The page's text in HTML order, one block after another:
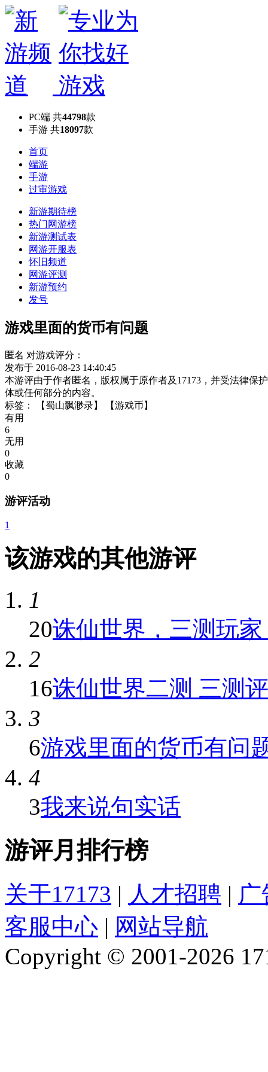
PC端 共44798款
手游 共18097款
首页
端游
手游
过审游戏
新游期待榜
热门网游榜
新游测试表
网游开服表
怀旧频道
网游评测
新游预约
发号
游戏里面的货币有问题
匿名 对游戏评分：
发布于 2016-08-23 14:40:45
本游评由于作者匿名，版权属于原作者及17173，并受法律保
体或任何部分的内容。
标签：
【蜀山飘渺录】
【游戏币】
有用
6
无用
0
收藏
0
游评活动
1
该游戏的其他游评
1
20诛仙世界，三测玩
2
16诛仙世界二测 三测
3
6游戏里面的货币有问
4
3我来说句实话
游评月排行榜
关于17173 | 人才招聘 |
客服中心 | 网站导航
Copyright © 2001-2026